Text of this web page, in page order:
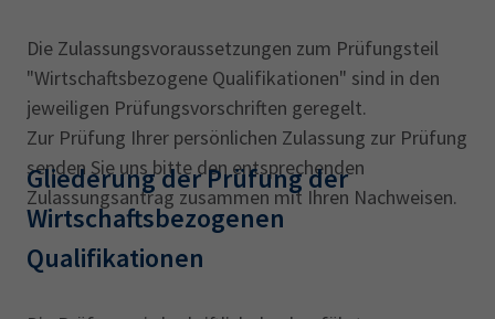
Die Zulassungsvoraussetzungen zum Prüfungsteil
"Wirtschaftsbezogene Qualifikationen" sind in den
jeweiligen Prüfungsvorschriften geregelt.
Zur Prüfung Ihrer persönlichen Zulassung zur Prüfung
senden Sie uns bitte den entsprechenden
Zulassungsantrag zusammen mit Ihren Nachweisen.
Gliederung der Prüfung‎ der
Wirtschaftsbezogenen
Qualifikationen